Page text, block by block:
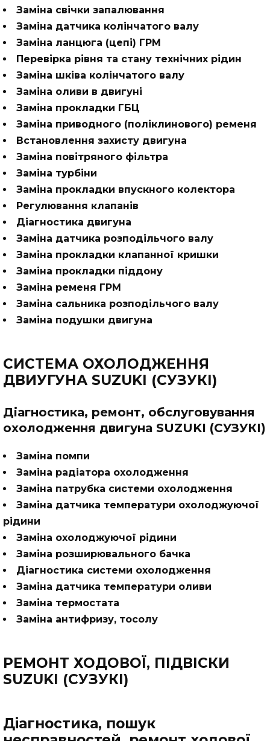
Заміна свічки запалювання
Заміна датчика колінчатого валу
Заміна ланцюга (цепі) ГРМ
Перевірка рівня та стану технічних рідин
Заміна шківа колінчатого валу
Заміна оливи в двигуні
Заміна прокладки ГБЦ
Заміна приводного (поліклинового) ременя
Встановлення захисту двигуна
Заміна повітряного фільтра
Заміна турбіни
Заміна прокладки впускного колектора
Регулювання клапанів
Діагностика двигуна
Заміна датчика розподільчого валу
Заміна прокладки клапанної кришки
Заміна прокладки піддону
Заміна ременя ГРМ
Заміна сальника розподільчого валу
Заміна подушки двигуна
СИСТЕМА ОХОЛОДЖЕННЯ
ДВИУГУНА SUZUKI (СУЗУКІ)
Діагностика, ремонт, обслуговування
охолодження двигуна SUZUKI (СУЗУКІ)
Заміна помпи
Заміна радіатора охолодження
Заміна патрубка системи охолодження
Заміна датчика температури охолоджуючої
рідини
Заміна охолоджуючої рідини
Заміна розширювального бачка
Діагностика системи охолодження
Заміна датчика температури оливи
Заміна термостата
Заміна антифризу, тосолу
РЕМОНТ ХОДОВОЇ, ПІДВІСКИ
SUZUKI (СУЗУКІ)
Діагностика, пошук